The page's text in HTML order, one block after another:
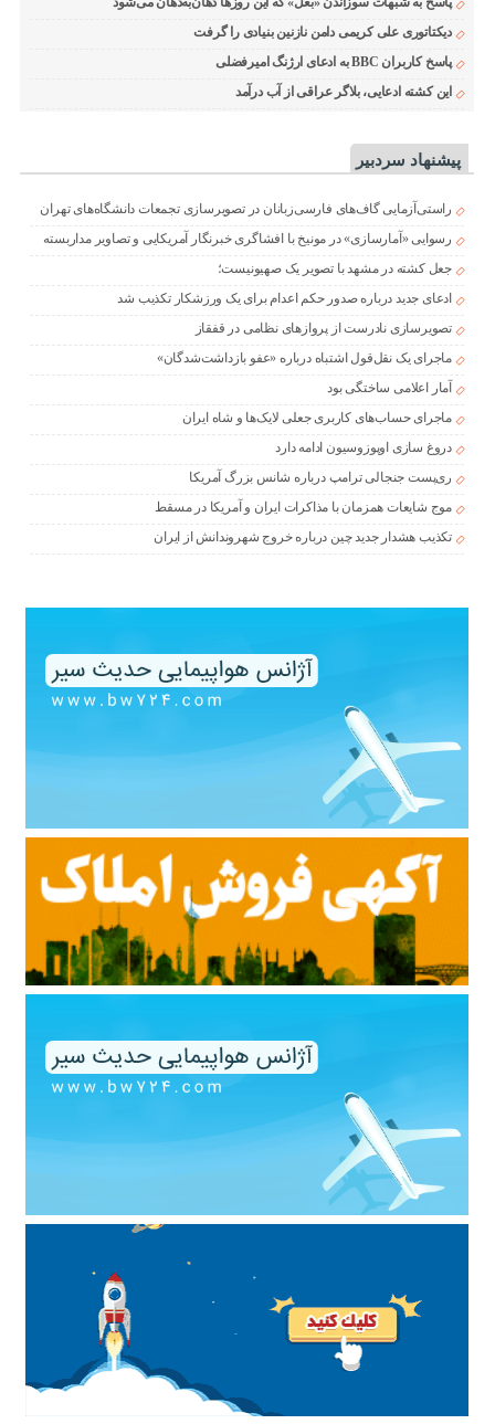
دیکتاتوری علی کریمی دامن نازنین بنیادی را گرفت
پاسخ کاربران BBC به ادعای ارژنگ امیرفضلی
این کشته ادعایی، بلاگر عراقی از آب درآمد
پیشنهاد سردبیر
راستی‌آزمایی گاف‌های فارسی‌زبانان در تصویرسازی تجمعات دانشگاه‌های تهران
رسوایی «آمارسازی» در مونیخ با افشاگری خبرنگار آمریکایی و تصاویر مداربسته
جعل کشته در مشهد با تصویر یک صهیونیست؛
ادعای جدید درباره صدور حکم اعدام برای یک ورزشکار تکذیب شد
تصویرسازی نادرست از پروازهای نظامی در قفقاز
ماجرای یک نقل‌قول اشتباه درباره «عفو بازداشت‌شدگان»
آمار اعلامی ساختگی بود
ماجرای حساب‌های کاربری جعلی لایک‌ها و شاه ایران
دروغ سازی اوپوزوسیون ادامه دارد
ری‌پست جنجالی ترامپ درباره شانس بزرگ آمریکا
موج شایعات همزمان با مذاکرات ایران و آمریکا در مسقط
تکذیب هشدار جدید چین درباره خروج شهروندانش از ایران